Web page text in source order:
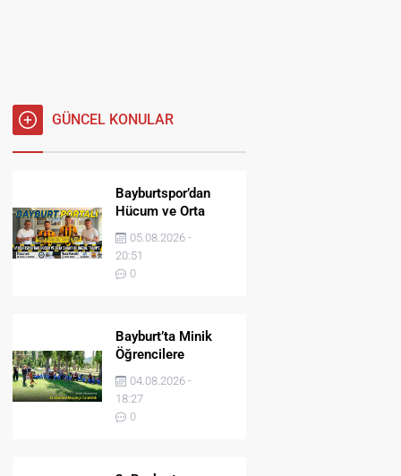
GÜNCEL KONULAR
Bayburtspor’dan
Hücum ve Orta
Sahaya İki Önemli
Takviye
05.08.2026 -
20:51
0
Bayburt’ta Minik
Öğrencilere
Jandarma Mesleği
Tanıtıldı
04.08.2026 -
18:27
0